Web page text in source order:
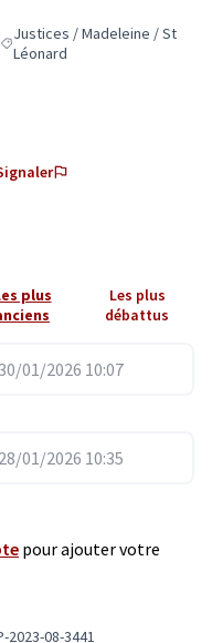
de la catégorie : Confort et
Filtrer les résultats pour le
Justices / Madeleine / St
Léonard
plus
Les plus
débattus
01/2026 10:07
01/2026 10:35
pour ajouter votre
08-3441